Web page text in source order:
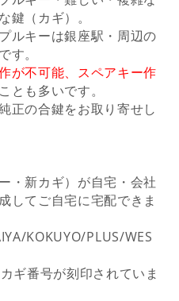
鍵（カギ）。
ルキーは銀座駅・周辺の
す。
が不可能、スペアキー作
とも多いです。
正の合鍵をお取り寄せし
・新カギ）が自宅・会社
してご自宅に宅配できま
KOKUYO/PLUS/WES
ギ番号が刻印されていま